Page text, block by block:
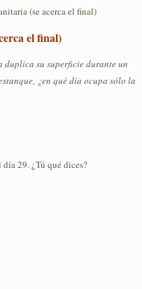
(se acerca el final)
el final)
su superficie durante un
¿en qué día ocupa sólo la
día 29. ¿Tú qué dices?